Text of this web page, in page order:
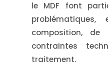
le MDF font
composition,
contraintes
traitement.